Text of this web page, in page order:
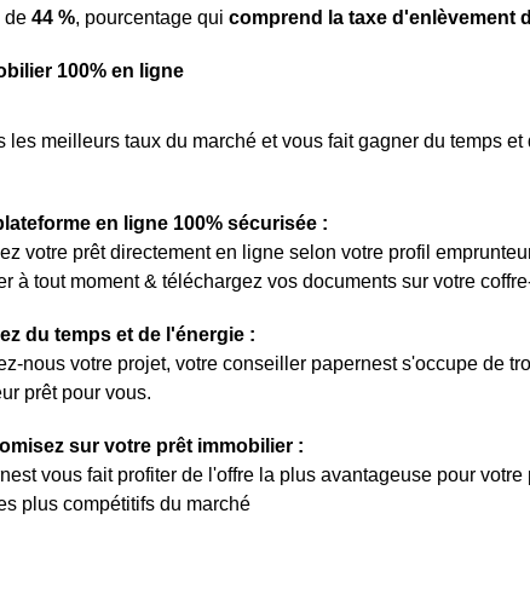
de 44 %, pourcentage qui comprend la taxe d'enlèvement
100% en ligne
les meilleurs taux du marché et vous fait gagner du temps et
en ligne 100% sécurisée :
votre prêt directement en ligne selon votre profil
à tout moment & téléchargez vos documents sur votre
du temps et de l'énergie :
nous votre projet, votre conseiller papernest s'occupe de
prêt pour vous.
sur votre prêt immobilier :
vous fait profiter de l'offre la plus avantageuse pour votre
plus compétitifs du marché